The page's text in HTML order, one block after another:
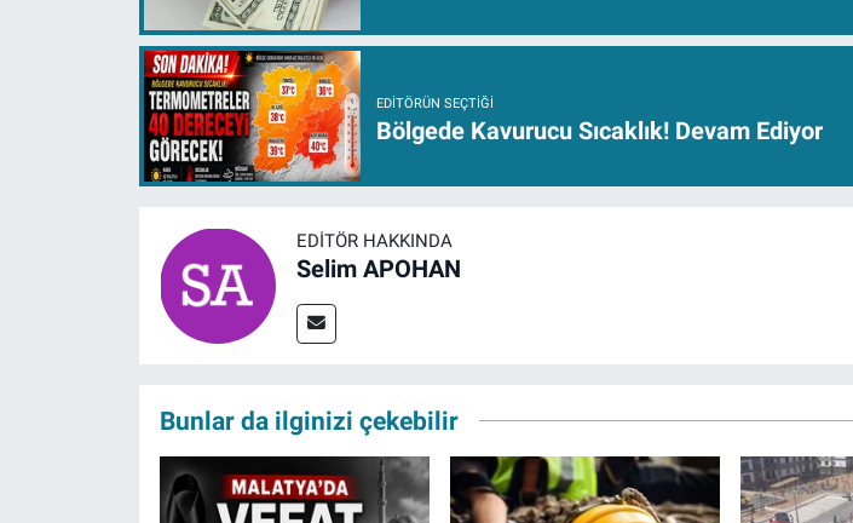
EDITÖRÜN SEÇTIĞI
Bölgede Kavurucu Sıcaklık! Devam Ediyor
EDITÖR HAKKINDA
Selim APOHAN
Bunlar da ilginizi çekebilir